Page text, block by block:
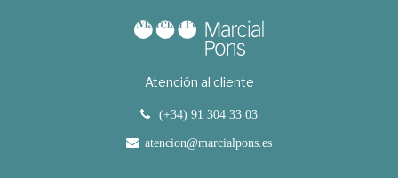
Atención al cliente
(+34) 91 304 33 03
atencion@marcialpons.es